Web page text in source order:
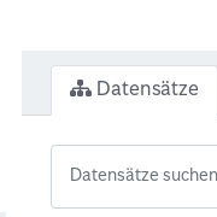
Datensätze